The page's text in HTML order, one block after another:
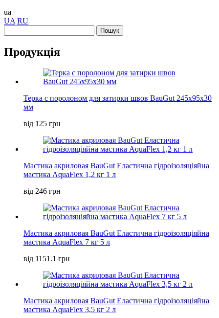
ua
UA RU
Продукція
Терка с поролоном для затирки швов BauGut 245x95x30
мм
від 125 грн
Мастика акриловая BauGut Еластична гідроізоляціяйна
мастика AquaFlex 1,2 кг 1 л
від 246 грн
Мастика акриловая BauGut Еластична гідроізоляціяйна
мастика AquaFlex 7 кг 5 л
від 1151.1 грн
Мастика акриловая BauGut Еластична гідроізоляціяйна
мастика AquaFlex 3,5 кг 2 л